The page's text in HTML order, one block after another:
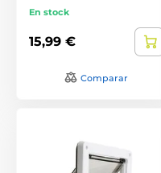
En stock
15,99 €
Comparar